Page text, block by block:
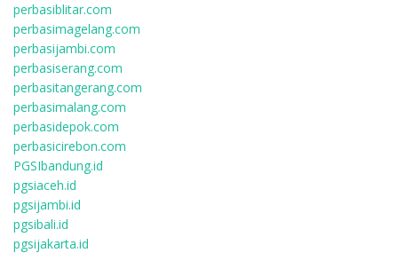
perbasiblitar.com
perbasimagelang.com
perbasijambi.com
perbasiserang.com
perbasitangerang.com
perbasimalang.com
perbasidepok.com
perbasicirebon.com
PGSIbandung.id
pgsiaceh.id
pgsijambi.id
pgsibali.id
pgsijakarta.id